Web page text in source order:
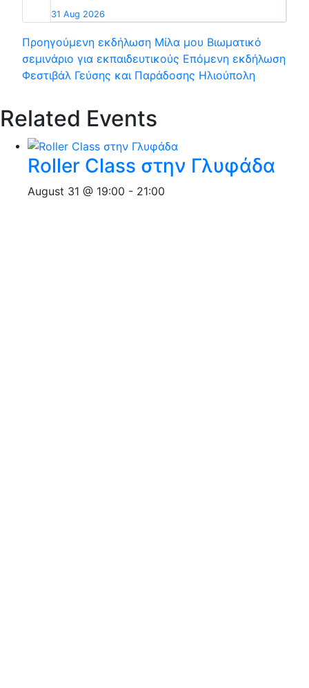
31 Aug 2026
Προηγούμενη εκδήλωση Μίλα μου Βιωματικό
σεμινάριο για εκπαιδευτικούς Επόμενη εκδήλωση
Φεστιβάλ Γεύσης και Παράδοσης Ηλιούπολη
Related Events
Roller Class στην Γλυφάδα
August 31 @ 19:00 - 21:00